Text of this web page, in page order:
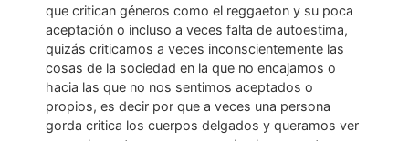
que critican géneros como el reggaeton y su poca
aceptación o incluso a veces falta de autoestima,
quizás criticamos a veces inconscientemente las
cosas de la sociedad en la que no encajamos o
hacia las que no nos sentimos aceptados o
propios, es decir por que a veces una persona
gorda critica los cuerpos delgados y queramos ver